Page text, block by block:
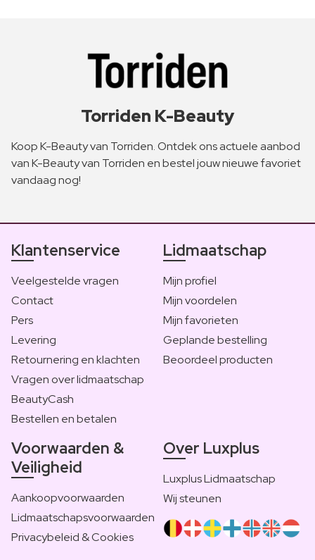
Torriden K-Beauty
Koop K-Beauty van Torriden. Ontdek ons actuele aanbod
van K-Beauty van Torriden en bestel jouw nieuwe favoriet
vandaag nog!
Klantenservice
Veelgestelde vragen
Contact
Pers
Levering
Retournering en klachten
Vragen over lidmaatschap
BeautyCash
Bestellen en betalen
Lidmaatschap
Mijn profiel
Mijn voordelen
Mijn favorieten
Geplande bestelling
Beoordeel producten
Voorwaarden &
Veiligheid
Aankoopvoorwaarden
Lidmaatschapsvoorwaarden
Privacybeleid & Cookies
Over Luxplus
Luxplus Lidmaatschap
Wij steunen